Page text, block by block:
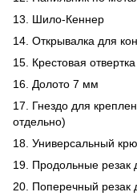
13. Шило-Кеннер
14. Открывалка для
15. Крестовая
16. Долото 7 мм
17. Гнездо для
отдельно)
18. Универсальный
19. Продольные резак
20. Поперечный резак